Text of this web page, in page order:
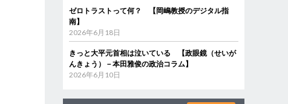
ゼロトラストって何？ 【岡嶋教授のデジタル指
南】
2026年6月18日
きっと大平元首相は泣いている 【政眼鏡（せいが
んきょう）－本田雅俊の政治コラム】
2026年6月10日